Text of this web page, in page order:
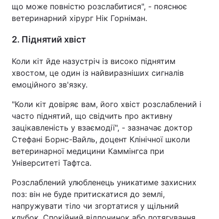
що може повністю розслабитися", - пояснює
ветеринарний хірург Нік Горніман.
2. Піднятий хвіст
Коли кіт йде назустріч із високо піднятим
хвостом, це один із найвиразніших сигналів
емоційного зв'язку.
"Коли кіт довіряє вам, його хвіст розслаблений і
часто піднятий, що свідчить про активну
зацікавленість у взаємодії", - зазначає доктор
Стефані Борнс-Вайль, доцент Клінічної школи
ветеринарної медицини Каммінгса при
Університеті Тафтса.
Розслаблений улюбленець уникатиме захисних
поз: він не буде притискатися до землі,
напружувати тіло чи згортатися у щільний